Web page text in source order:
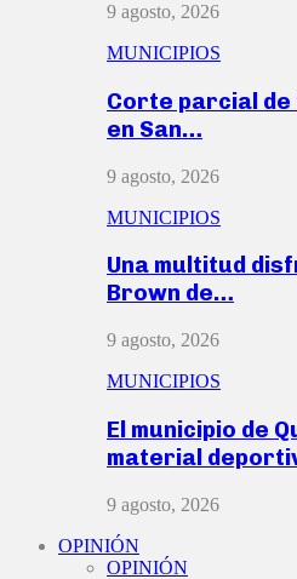
9 agosto, 2026
MUNICIPIOS
Corte parcial
en San…
9 agosto, 2026
MUNICIPIOS
Una multitud
Brown de…
9 agosto, 2026
MUNICIPIOS
El municipio de
material
9 agosto, 2026
OPINIÓN
OPINIÓN